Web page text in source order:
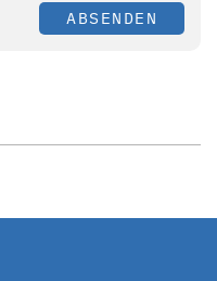
ABSENDEN